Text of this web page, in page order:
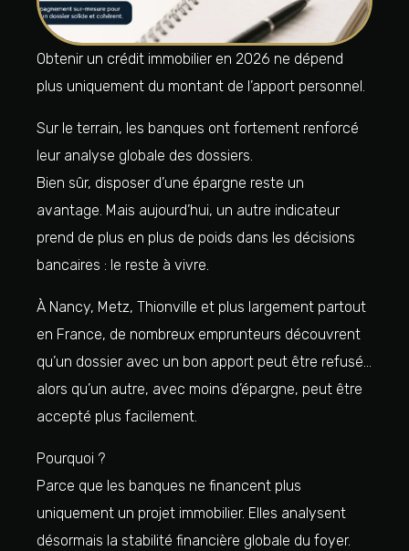
Obtenir un crédit immobilier en 2026 ne dépend
plus uniquement du montant de l’apport personnel.
Sur le terrain, les banques ont fortement renforcé
leur analyse globale des dossiers.
Bien sûr, disposer d’une épargne reste un
avantage. Mais aujourd’hui, un autre indicateur
prend de plus en plus de poids dans les décisions
bancaires : le reste à vivre.
À Nancy, Metz, Thionville et plus largement partout
en France, de nombreux emprunteurs découvrent
qu’un dossier avec un bon apport peut être refusé…
alors qu’un autre, avec moins d’épargne, peut être
accepté plus facilement.
Pourquoi ?
Parce que les banques ne financent plus
uniquement un projet immobilier. Elles analysent
désormais la stabilité financière globale du foyer.